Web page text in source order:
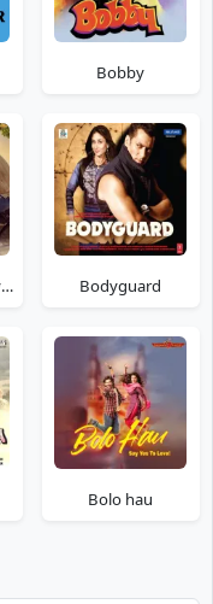
Bobby
Bobby Rishi Ki Love Story Bodyguard
Bolo hau